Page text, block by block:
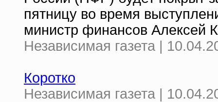
пятницу во время
министр финансов Алексей
Независимая газета |
Коротко
Независимая газета |